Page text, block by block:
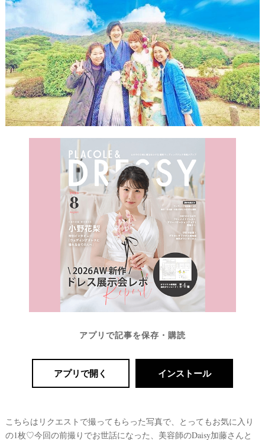
アプリで記事を保存・購読
アプリで開く インストール
こちらはリクエストで撮ってもらった写真で、とってもお気に入り
の1枚♡今回の前撮りでお世話になった、美容師のDaisy加藤さんと